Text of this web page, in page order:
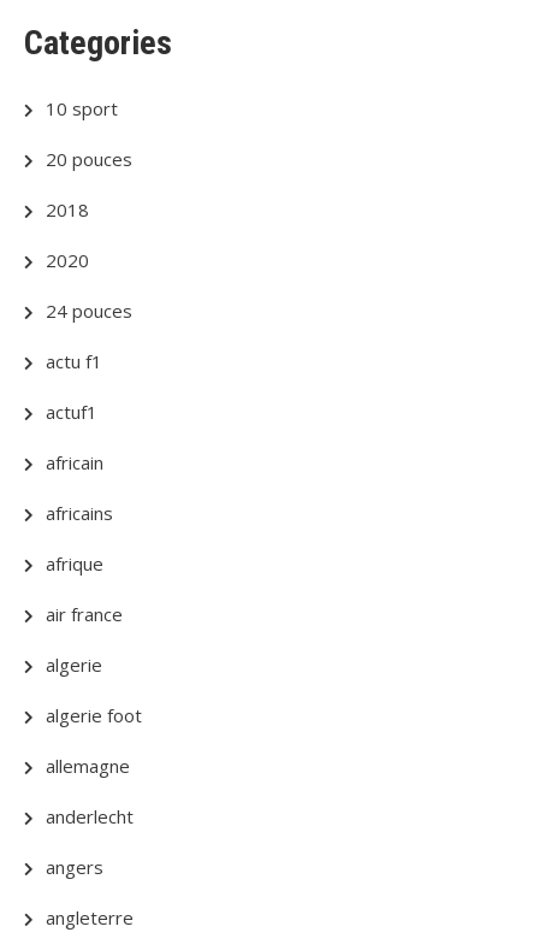
Categories
10 sport
20 pouces
2018
2020
24 pouces
actu f1
actuf1
africain
africains
afrique
air france
algerie
algerie foot
allemagne
anderlecht
angers
angleterre